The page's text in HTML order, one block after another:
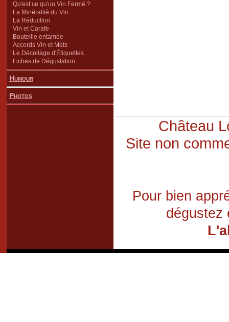
Qu'est ce qu'un Vin Fermé ?
La Minéralité du Vin
La Réduction
Vin et Carafe
Bouteille entamée
Accords Vin et Mets
Le Décollage d'Étiquettes
Fiches de Dégustation
Humour
Photos
Château
Site non
Pour bien
dégustez